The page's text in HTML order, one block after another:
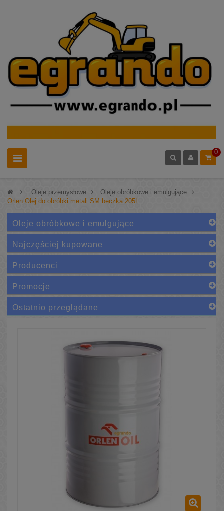
0
> Oleje przemysłowe > Oleje obróbkowe i emulgujące
>
Orlen Olej do obróbki metali SM beczka 205L
Oleje obróbkowe i emulgujące
Najczęściej kupowane
Producenci
Promocje
Ostatnio przeglądane